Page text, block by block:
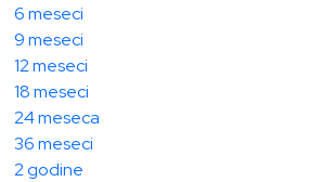
6 meseci
9 meseci
12 meseci
18 meseci
24 meseca
36 meseci
2 godine